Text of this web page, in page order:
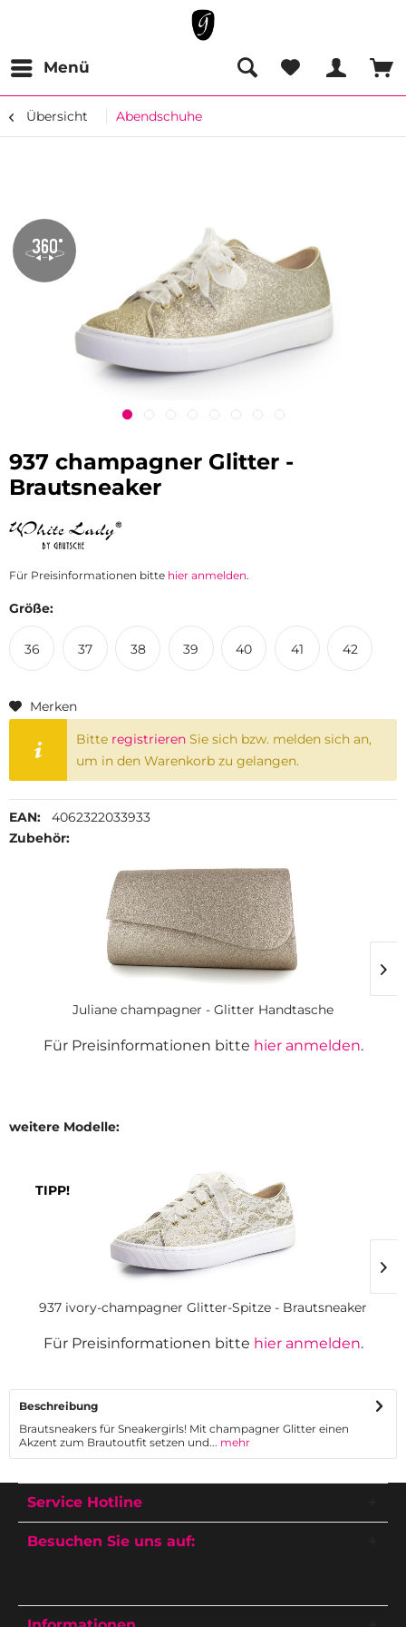
Menü
Übersicht Abendschuhe
937 champagner Glitter -
Brautsneaker
Für Preisinformationen bitte hier anmelden.
Größe:
36 37 38 39 40 41 42
Merken
Bitte registrieren Sie sich bzw. melden sich an,
um in den Warenkorb zu gelangen.
EAN:
4062322033933
Zubehör:
Juliane champagner - Glitter Handtasche
Für Preisinformationen bitte hier anmelden.
weitere Modelle:
TIPP!
937 ivory-champagner Glitter-Spitze - Brautsneaker
Für Preisinformationen bitte hier anmelden.
Beschreibung
Brautsneakers für Sneakergirls! Mit champagner Glitter einen
Akzent zum Brautoutfit setzen und... mehr
Service Hotline
Besuchen Sie uns auf: